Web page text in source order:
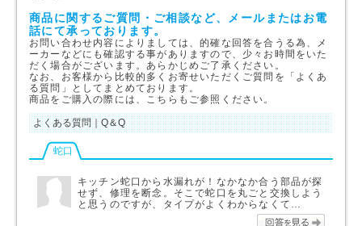
商品に関するご質問・ご相談など、メールまたはお電
話にて承っております。
お問い合わせ内容によりましては、的確な回答を合うる為、メ
ーカーなどにも確認する事がありますので、少々お時間をいた
だく場合がございます。あらかじめご了承ください。
なお、お客様から比較的多くお寄せいただくご質問を「よくあ
る質問」としてまとめております。
商品をご購入の際には、こちらもご参照ください。
よくある質問｜Q＆Q
蛇口
キッチン蛇口から水漏れが！なかなか合う部品が探
せず、修理を断念。そこで蛇口を丸ごと交換しよう
と思うのですが、タイプがよくわからなくて…